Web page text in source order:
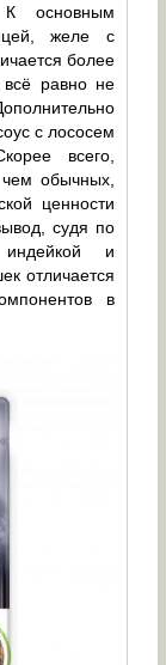
К основным
желе с
более
равно не
с лососем
всего,
обычных,
ценности
судя по
и
отличается
в